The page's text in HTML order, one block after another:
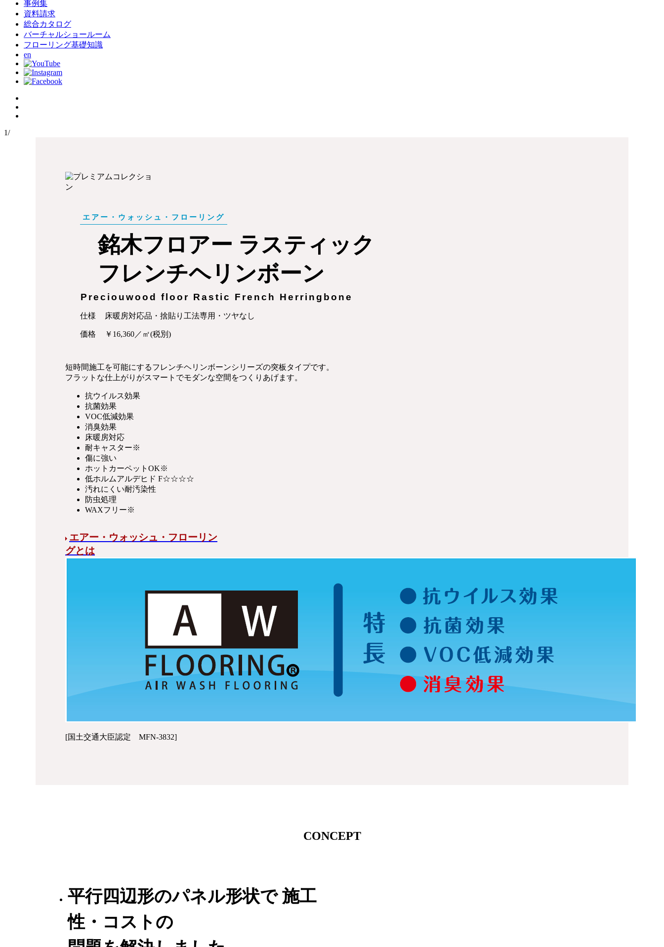
事例集
資料請求
総合カタログ
バーチャルショールーム
フローリング基礎知識
en
1/
銘木フロアー ラスティック
フレンチヘリンボーン
Preciouwood floor Rastic French Herringbone
仕様 床暖房対応品・捨貼り工法専用・ツヤなし
価格 ￥16,360／㎡(税別)
短時間施工を可能にするフレンチヘリンボーンシリーズの突板タイプです。
フラットな仕上がりがスマートでモダンな空間をつくりあげます。
抗ウイルス効果
抗菌効果
VOC低減効果
消臭効果
床暖房対応
耐キャスター※
傷に強い
ホットカーペットOK※
低ホルムアルデヒド F☆☆☆☆
汚れにくい耐汚染性
防虫処理
WAXフリー※
エアー・ウォッシュ・フローリン
グとは
[国土交通大臣認定 MFN-3832]
CONCEPT
平行四辺形のパネル形状で 施工
性・コストの